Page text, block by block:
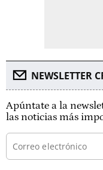
NEWSLETTER
Apúntate a la
las noticias más